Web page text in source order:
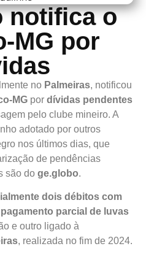
notifica o
MG por
no Palmeiras, notificou
MG por dívidas pendentes
pelo clube mineiro. A
adotado por outros
nos últimos dias, que
de pendências
são do ge.globo.
dois débitos com
pagamento parcial de luvas
e outro ligado à
, realizada no fim de 2024.